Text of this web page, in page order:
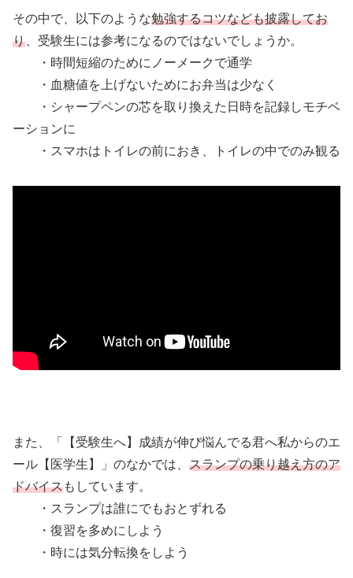
その中で、以下のような勉強するコツなども披露してお
り 、受験生には参考になるのではないでしょうか。
・時間短縮のためにノーメークで通学
・血糖値を上げないためにお弁当は少なく
・シャープペンの芯を取り換えた日時を記録しモチベ
ーションに
・スマホはトイレの前におき、トイレの中でのみ観る
また、「【受験生へ】成績が伸び悩んでる君へ私からのエ
ール【医学生】」のなかでは、 スランプの乗り越え方のア
ドバイスもしています。
・スランプは誰にでもおとずれる
・復習を多めにしよう
・時には気分転換をしよう